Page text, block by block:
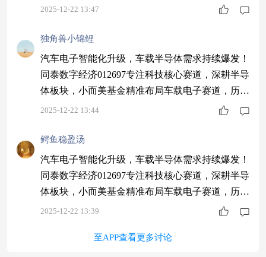
C$ #【跨年坦白局】提问金梓才、陈果#
2025-12-22 13:47
独角兽小锦鲤
汽车电子智能化升级，车载半导体需求持续爆发！
同泰数字经济012697专注科技核心赛道，深耕半导
体板块，小而美基金精准布局车载电子赛道，历史
业绩优秀，值得关注～$同泰数字经济股票C$ #
2025-12-22 13:44
鳄鱼稳盈汤
汽车电子智能化升级，车载半导体需求持续爆发！
同泰数字经济012697专注科技核心赛道，深耕半导
体板块，小而美基金精准布局车载电子赛道，历史
业绩优秀，值得关注～$同泰数字经济股票C$ #
2025-12-22 13:39
至APP查看更多讨论